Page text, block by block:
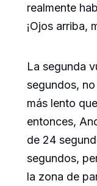
realmente
¡Ojos arriba,
La segunda
segundos,
más lento
entonces,
de 24
segundos,
la zona de